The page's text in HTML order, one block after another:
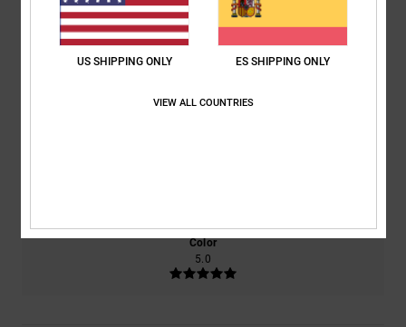
basado en2 reseñas verificadasdesde marzo 2026
El 100% de nuestros clientes recomiendan este producto
Color
5.0
US SHIPPING ONLY ES SHIPPING ONLY
VIEW ALL COUNTRIES